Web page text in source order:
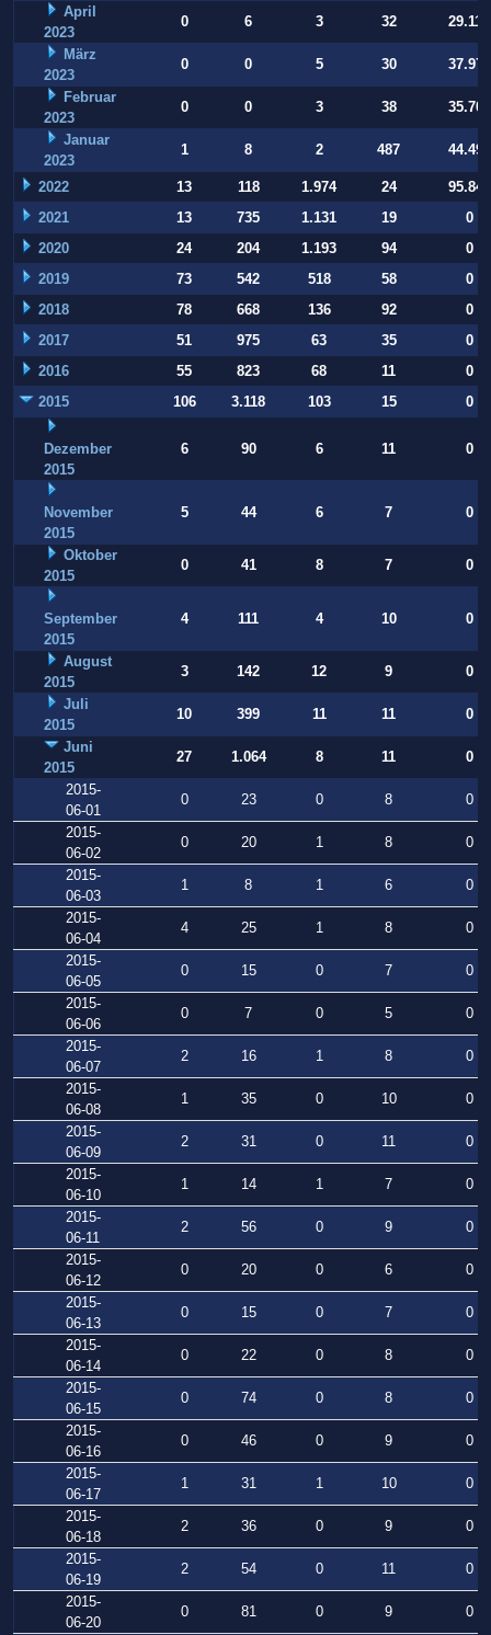
April
2023
0 6 3 32
29.112
März
2023
0 0 5 30
37.973
Februar
2023
0 0 3 38
35.709
Januar
2023
1 8 2 487 44.497
2022 13 118 1.974 24
95.847
2021
13 735 1.131 19
0
2020
24 204 1.193 94
0
2019
73 542 518 58
0
2018
78 668 136 92
0
2017
51 975 63 35
0
2016
55 823 68 11
0
2015
106 3.118 103 15 0
Dezember
2015
6 90 6 11 0
November
2015
5 44 6 7 0
Oktober
2015
0 41 8 7 0
September
2015
4 111 4 10 0
August
2015
3 142 12 9
0
Juli
2015
10 399 11 11
0
Juni
2015
27 1.064 8 11
0
2015-
06-01
0 23 0 8
0
2015-
06-02
0 20 1 8
0
2015-
06-03
1 8 1 6
0
2015-
06-04
4 25 1 8
0
2015-
06-05
0 15 0 7
0
2015-
06-06
0 7 0 5
0
2015-
06-07
2 16 1 8
0
2015-
06-08
1 35 0 10
0
2015-
06-09
2 31 0 11
0
2015-
06-10
1 14 1 7
0
2015-
06-11
2 56 0 9
0
2015-
06-12
0 20 0 6
0
2015-
06-13
0 15 0 7
0
2015-
06-14
0 22 0 8
0
2015-
06-15
0 74 0 8
0
2015-
06-16
0 46 0 9
0
2015-
06-17
1 31 1 10
0
2015-
06-18
2 36 0 9
0
2015-
06-19
2 54 0 11
0
2015-
06-20
0 81 0 9
0